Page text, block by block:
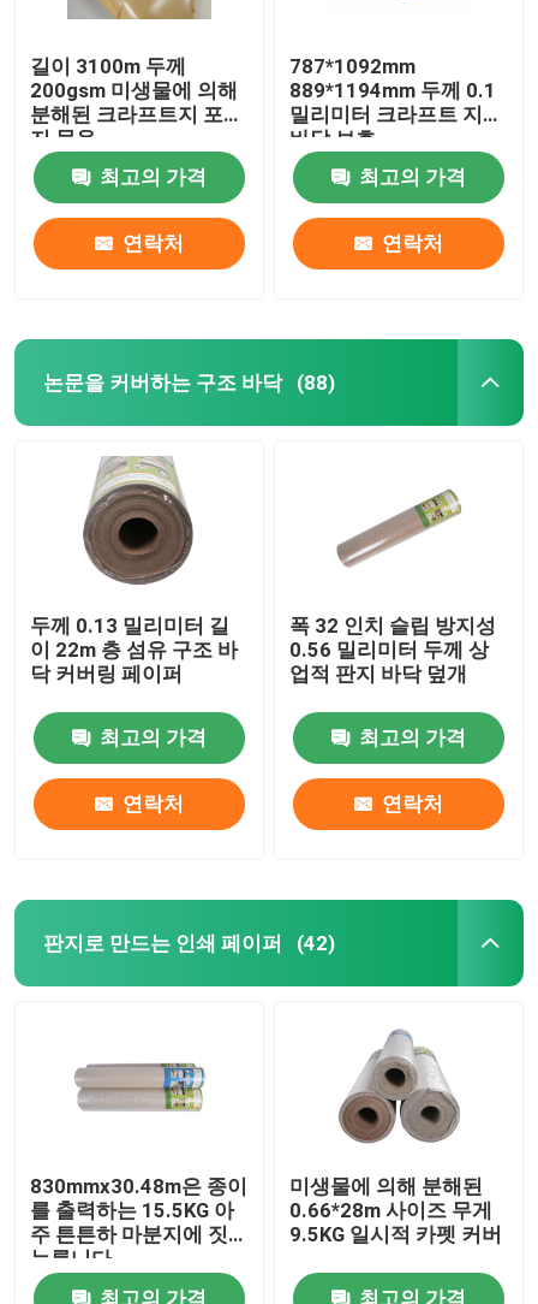
길이 3100m 두께
200gsm 미생물에 의해
분해된 크라프트지 포장
지 묶음
최고의 가격
연락처
787*1092mm
889*1194mm 두께 0.1
밀리미터 크라프트 지
바닥 보호
최고의 가격
연락처
논문을 커버하는 구조 바닥 (88)
두께 0.13 밀리미터 길
이 22m 층 섬유 구조 바
닥 커버링 페이퍼
최고의 가격
연락처
폭 32 인치 슬립 방지성
0.56 밀리미터 두께 상
업적 판지 바닥 덮개
최고의 가격
연락처
판지로 만드는 인쇄 페이퍼 (42)
830mmx30.48m은 종이
를 출력하는 15.5KG 아
주 튼튼하 마분지에 짓
누릅니다
최고의 가격
미생물에 의해 분해된
0.66*28m 사이즈 무게
9.5KG 일시적 카펫 커버
최고의 가격